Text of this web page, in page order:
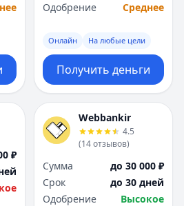
Одобрение
Среднее
Онлайн На любые цели
Получить деньги
₽
Webbankir
4.5
(14отзывов)
Сумма
до 30 000 ₽
Срок
до 30 дней
Одобрение
Высокое